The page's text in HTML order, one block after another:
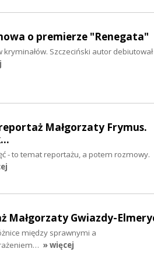
o premierze "Renegata"
Szczeciński autor debiutował
Małgorzaty Frymus.
- to temat reportażu, a potem rozmowy.
Małgorzaty Gwiazdy-
między sprawnymi a
» więcej